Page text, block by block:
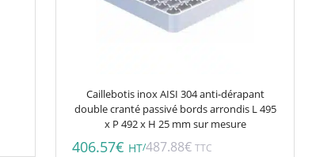
Caillebotis inox AISI 304 anti-dérapant
double cranté passivé bords arrondis L 495
x P 492 x H 25 mm sur mesure
406.57€ HT/487.88€ TTC